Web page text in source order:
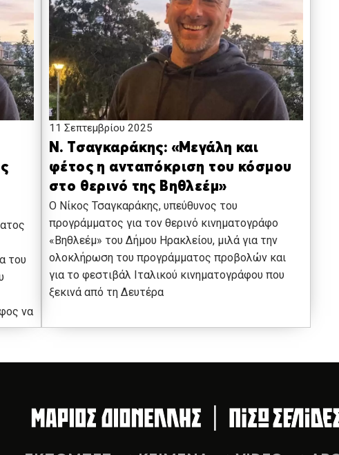
του
να
11 Σεπτεμβρίου 2025
Ν. Τσαγκαράκης: «Μεγάλη και
φέτος η ανταπόκριση του κόσμου
στο θερινό της Βηθλεέμ»
Ο Νίκος Τσαγκαράκης, υπεύθυνος του
προγράμματος για τον θερινό κινηματογράφο
«Βηθλεέμ» του Δήμου Ηρακλείου, μιλά για την
ολοκλήρωση του προγράμματος προβολών και
για το φεστιβάλ Ιταλικού κινηματογράφου που
ξεκινά από τη Δευτέρα